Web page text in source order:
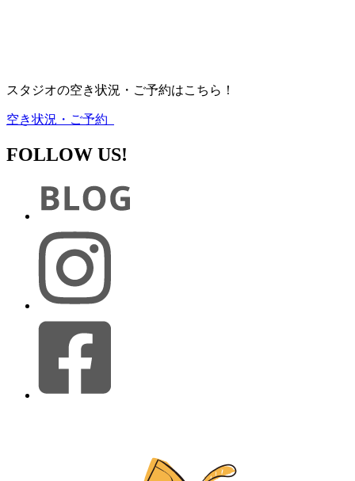
スタジオの空き状況・ご予約はこちら！
空き状況・ご予約
FOLLOW US!